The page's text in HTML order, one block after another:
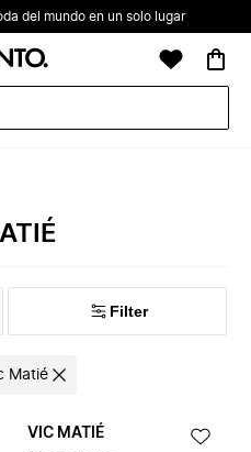
del mundo en un solo lugar
Filter
Matié
VIC MATIÉ